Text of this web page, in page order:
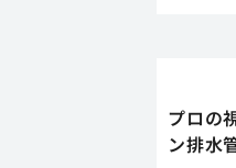
プロの
ン排水